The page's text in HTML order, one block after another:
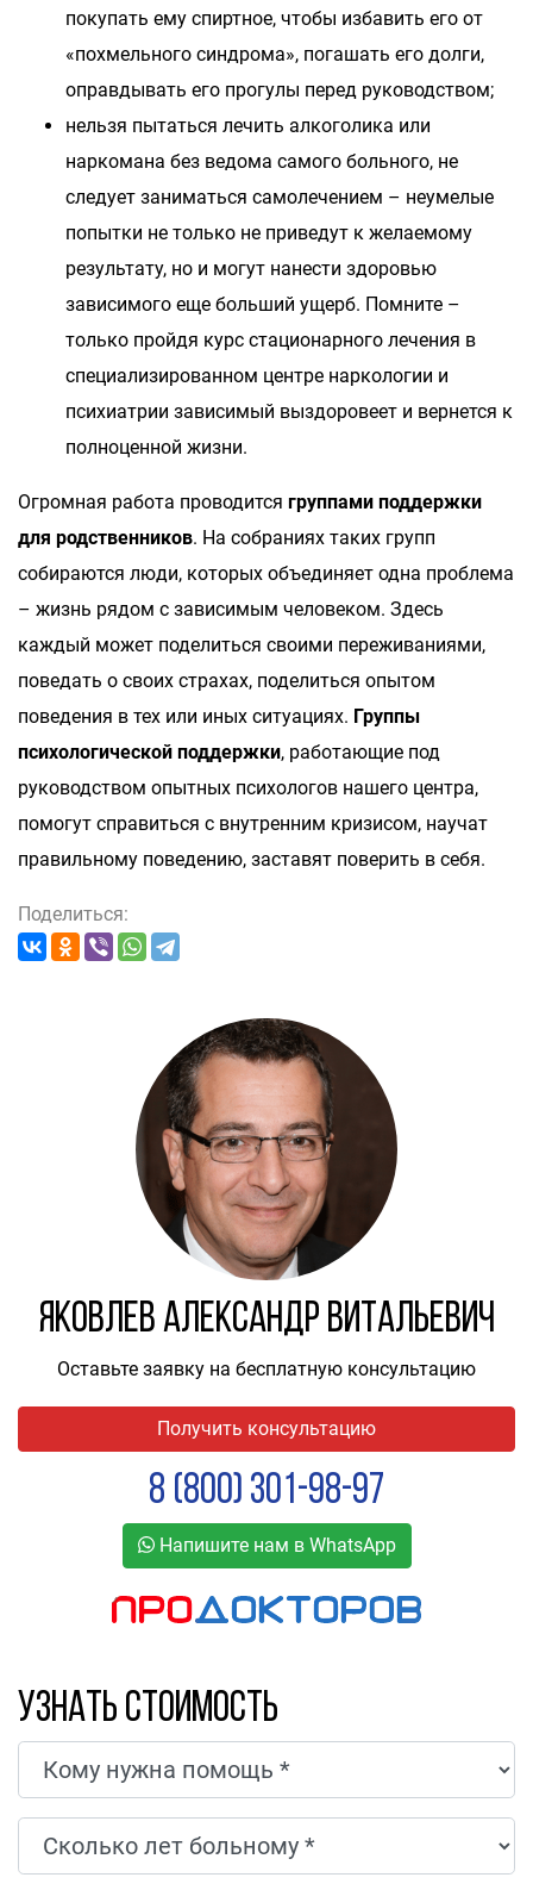
покупать ему спиртное, чтобы избавить его от
«похмельного синдрома», погашать его долги,
оправдывать его прогулы перед руководством;
нельзя пытаться лечить алкоголика или
наркомана без ведома самого больного, не
следует заниматься самолечением – неумелые
попытки не только не приведут к желаемому
результату, но и могут нанести здоровью
зависимого еще больший ущерб. Помните –
только пройдя курс стационарного лечения в
специализированном центре наркологии и
психиатрии зависимый выздоровеет и вернется к
полноценной жизни.
Огромная работа проводится группами поддержки
для родственников. На собраниях таких групп
собираются люди, которых объединяет одна проблема
– жизнь рядом с зависимым человеком. Здесь
каждый может поделиться своими переживаниями,
поведать о своих страхах, поделиться опытом
поведения в тех или иных ситуациях. Группы
психологической поддержки, работающие под
руководством опытных психологов нашего центра,
помогут справиться с внутренним кризисом, научат
правильному поведению, заставят поверить в себя.
Поделиться:
Яковлев Александр Витальевич
Оставьте заявку на бесплатную консультацию
Получить консультацию
8 (800) 301-98-97
Напишите нам в WhatsApp
Узнать стоимость